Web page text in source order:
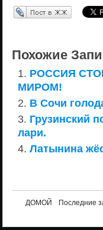
Перепост в ЖЖ
Похожие
РОССИЯ
МИРОМ!
В Сочи
Грузинский
лари.
Латынина
ДОМОЙ Последние